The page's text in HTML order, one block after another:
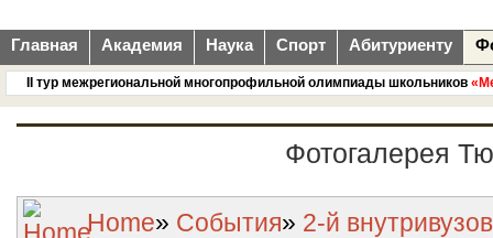
Главная Академия Наука Спорт Абитуриенту
II тур межрегиональной многопрофильной олимпиады школьников
Фотогалерея
Home» События» 2-й